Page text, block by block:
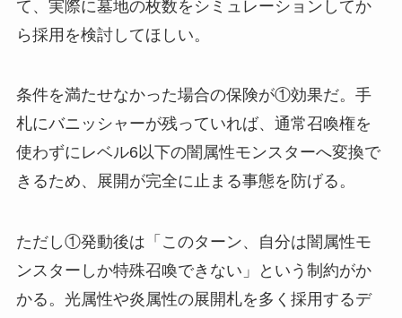
て、実際に墓地の枚数をシミュレーションしてか
ら採用を検討してほしい。
条件を満たせなかった場合の保険が①効果だ。手
札にバニッシャーが残っていれば、通常召喚権を
使わずにレベル6以下の闇属性モンスターへ変換で
きるため、展開が完全に止まる事態を防げる。
ただし①発動後は「このターン、自分は闇属性モ
ンスターしか特殊召喚できない」という制約がか
かる。光属性や炎属性の展開札を多く採用するデ